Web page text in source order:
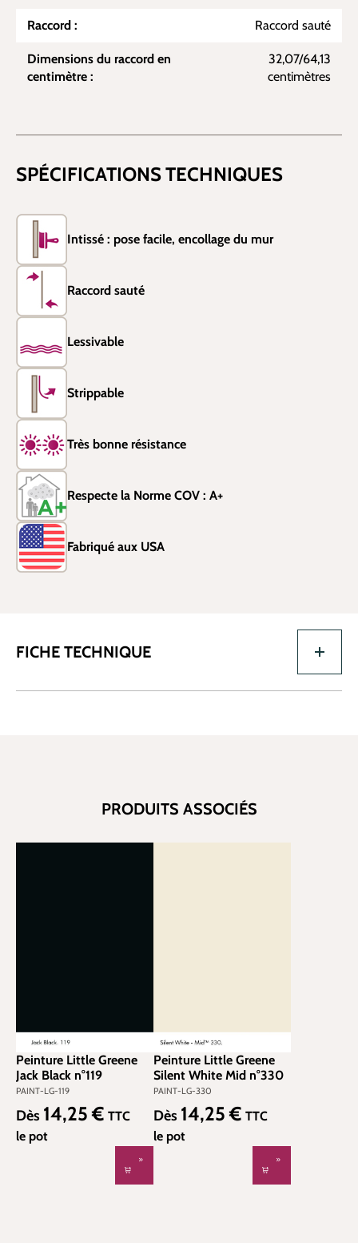
Raccord : Raccord sauté
Dimensions du raccord en
centimètre :
32,07/64,13
centimètres
SPÉCIFICATIONS TECHNIQUES
Intissé : pose facile, encollage du mur
Raccord sauté
Lessivable
Strippable
Très bonne résistance
Respecte la Norme COV : A+
Fabriqué aux USA
FICHE TECHNIQUE
PRODUITS ASSOCIÉS
Peinture Little Greene
Jack Black n°119
PAINT-LG-119
Prix régulier :
Dès 14,25 € TTC
le pot
Peinture Little Greene
Silent White Mid n°330
PAINT-LG-330
Prix régulier :
Dès 14,25 € TTC
le pot